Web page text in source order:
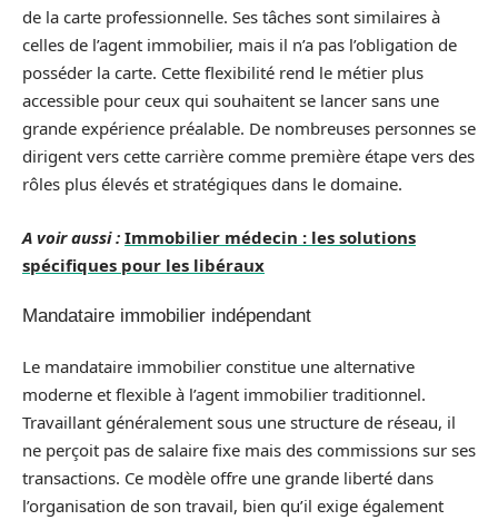
de la carte professionnelle. Ses tâches sont similaires à
celles de l’agent immobilier, mais il n’a pas l’obligation de
posséder la carte. Cette flexibilité rend le métier plus
accessible pour ceux qui souhaitent se lancer sans une
grande expérience préalable. De nombreuses personnes se
dirigent vers cette carrière comme première étape vers des
rôles plus élevés et stratégiques dans le domaine.
A voir aussi : Immobilier médecin : les solutions
spécifiques pour les libéraux
Mandataire immobilier indépendant
Le mandataire immobilier constitue une alternative
moderne et flexible à l’agent immobilier traditionnel.
Travaillant généralement sous une structure de réseau, il
ne perçoit pas de salaire fixe mais des commissions sur ses
transactions. Ce modèle offre une grande liberté dans
l’organisation de son travail, bien qu’il exige également